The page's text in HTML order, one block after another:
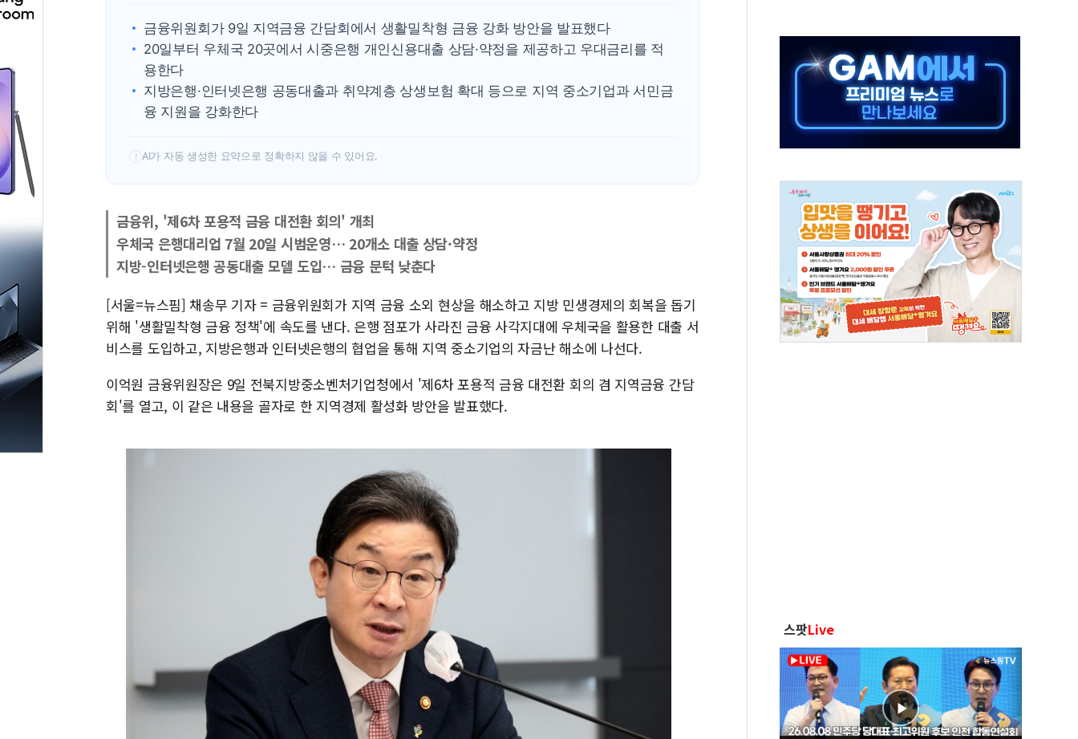
청양 밭에서 일하던 90대 숨져…온열질환 여부 조사
폭염에 車 운전면허 기능시험 오전 집중 편성…체감온도 38도 넘으면 중단
금융위원회가 9일 지역금융 간담회에서 생활밀착형 금융 강화 방안을 발표했다
20일부터 우체국 20곳에서 시중은행 개인신용대출 상담·약정을 제공하고 우대금리를 적
용한다
지방은행·인터넷은행 공동대출과 취약계층 상생보험 확대 등으로 지역 중소기업과 서민금
융 지원을 강화한다
! AI가 자동 생성한 요약으로 정확하지 않을 수 있어요.
금융위, '제6차 포용적 금융 대전환 회의' 개최
우체국 은행대리업 7월 20일 시범운영… 20개소 대출 상담·약정
지방-인터넷은행 공동대출 모델 도입… 금융 문턱 낮춘다
[서울=뉴스핌] 채송무 기자 = 금융위원회가 지역 금융 소외 현상을 해소하고 지방 민생경제의 회복을 돕기
위해 '생활밀착형 금융 정책'에 속도를 낸다. 은행 점포가 사라진 금융 사각지대에 우체국을 활용한 대출 서
비스를 도입하고, 지방은행과 인터넷은행의 협업을 통해 지역 중소기업의 자금난 해소에 나선다.
이억원 금융위원장은 9일 전북지방중소벤처기업청에서 '제6차 포용적 금융 대전환 회의 겸 지역금융 간담
회'를 열고, 이 같은 내용을 골자로 한 지역경제 활성화 방안을 발표했다.
스팟Live